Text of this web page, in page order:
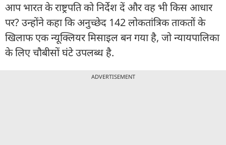
आप भारत के राष्ट्रपति को निर्देश दें और वह भी किस आधार
पर? उन्होंने कहा कि अनुच्छेद 142 लोकतांत्रिक ताकतों के
खिलाफ एक न्यूक्लियर मिसाइल बन गया है, जो न्यायपालिका
के लिए चौबीसों घंटे उपलब्ध है.
ADVERTISEMENT